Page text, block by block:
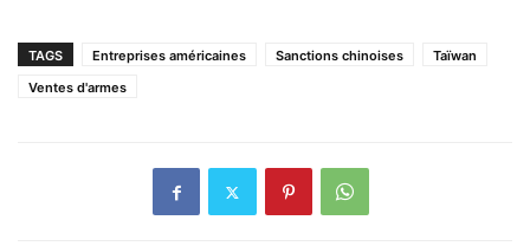
TAGS Entreprises américaines Sanctions chinoises
Taïwan
Ventes d'armes